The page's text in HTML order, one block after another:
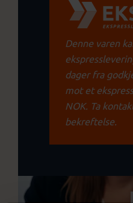
Denne varen
dager fra
mot et
NOK. Ta
bekreftelse.